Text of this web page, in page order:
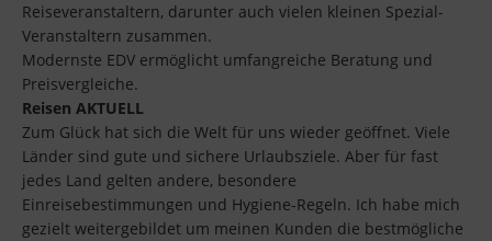
Reiseveranstaltern, darunter auch vielen kleinen Spezial-
Veranstaltern zusammen.
Modernste EDV ermöglicht umfangreiche Beratung und
Preisvergleiche.
Reisen AKTUELL
Zum Glück hat sich die Welt für uns wieder geöffnet. Viele
Länder sind gute und sichere Urlaubsziele. Aber für fast
jedes Land gelten andere, besondere
Einreisebestimmungen und Hygiene-Regeln. Ich habe mich
gezielt weitergebildet um meinen Kunden die bestmögliche